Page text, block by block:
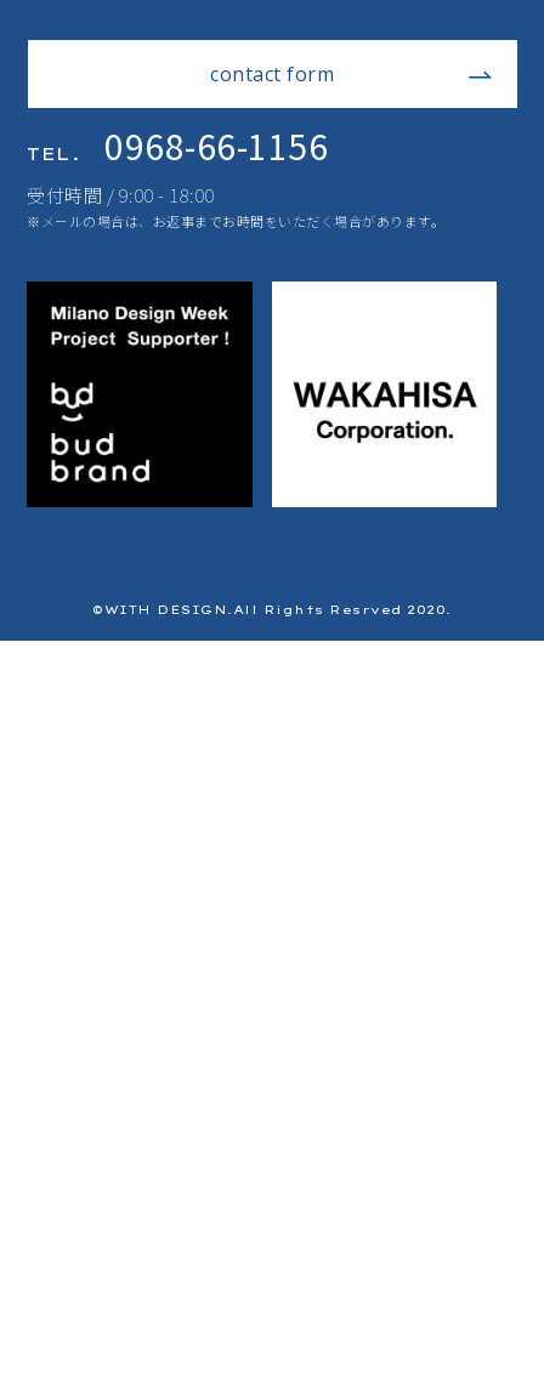
contact form
TEL. 0968-66-1156
受付時間 / 9:00 - 18:00
※メールの場合は、お返事までお時間をいただく場合があります。
©️WITH DESIGN.All Rights Resrved 2020.